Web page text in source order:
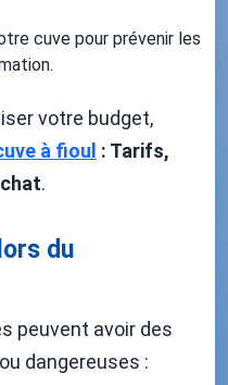
cuve pour prévenir les
votre budget,
à fioul : Tarifs,
.
du
peuvent avoir des
dangereuses :